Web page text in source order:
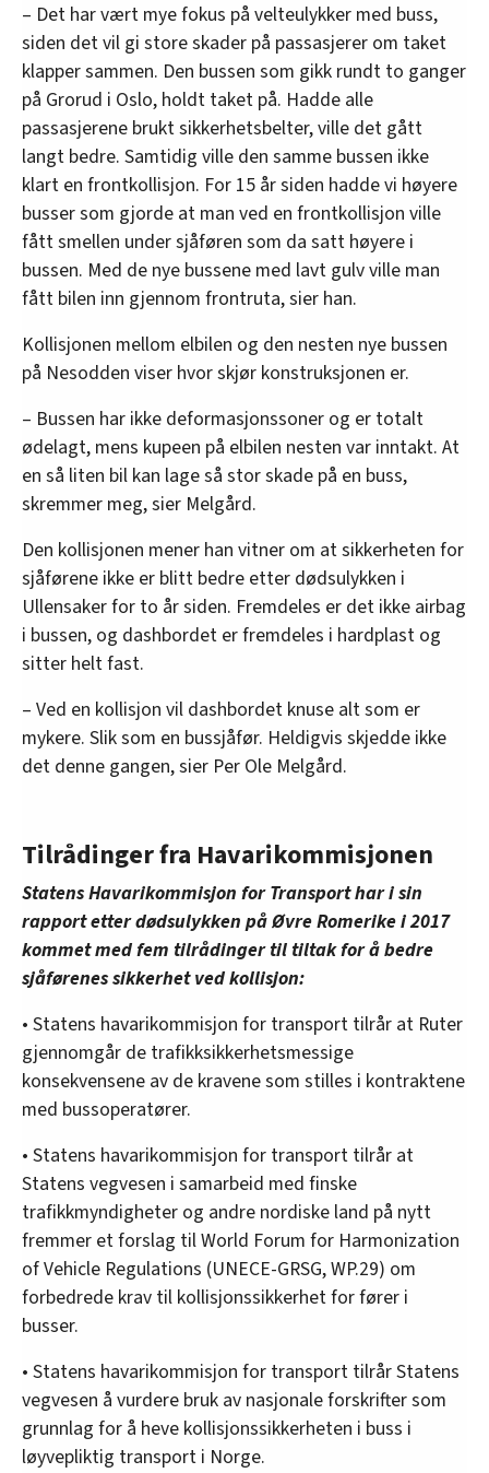
– Det har vært mye fokus på velteulykker med buss,
siden det vil gi store skader på passasjerer om taket
klapper sammen. Den bussen som gikk rundt to ganger
på Grorud i Oslo, holdt taket på. Hadde alle
passasjerene brukt sikkerhetsbelter, ville det gått
langt bedre. Samtidig ville den samme bussen ikke
klart en frontkollisjon. For 15 år siden hadde vi høyere
busser som gjorde at man ved en frontkollisjon ville
fått smellen under sjåføren som da satt høyere i
bussen. Med de nye bussene med lavt gulv ville man
fått bilen inn gjennom frontruta, sier han.
Kollisjonen mellom elbilen og den nesten nye bussen
på Nesodden viser hvor skjør konstruksjonen er.
– Bussen har ikke deformasjonssoner og er totalt
ødelagt, mens kupeen på elbilen nesten var inntakt. At
en så liten bil kan lage så stor skade på en buss,
skremmer meg, sier Melgård.
Den kollisjonen mener han vitner om at sikkerheten for
sjåførene ikke er blitt bedre etter dødsulykken i
Ullensaker for to år siden. Fremdeles er det ikke airbag
i bussen, og dashbordet er fremdeles i hardplast og
sitter helt fast.
– Ved en kollisjon vil dashbordet knuse alt som er
mykere. Slik som en bussjåfør. Heldigvis skjedde ikke
det denne gangen, sier Per Ole Melgård.
Tilrådinger fra Havarikommisjonen
Statens Havarikommisjon for Transport har i sin
rapport etter dødsulykken på Øvre Romerike i 2017
kommet med fem tilrådinger til tiltak for å bedre
sjåførenes sikkerhet ved kollisjon:
• Statens havarikommisjon for transport tilrår at Ruter
gjennomgår de trafikksikkerhetsmessige
konsekvensene av de kravene som stilles i kontraktene
med bussoperatører.
• Statens havarikommisjon for transport tilrår at
Statens vegvesen i samarbeid med finske
trafikkmyndigheter og andre nordiske land på nytt
fremmer et forslag til World Forum for Harmonization
of Vehicle Regulations (UNECE-GRSG, WP.29) om
forbedrede krav til kollisjonssikkerhet for fører i
busser.
• Statens havarikommisjon for transport tilrår Statens
vegvesen å vurdere bruk av nasjonale forskrifter som
grunnlag for å heve kollisjonssikkerheten i buss i
løyvepliktig transport i Norge.